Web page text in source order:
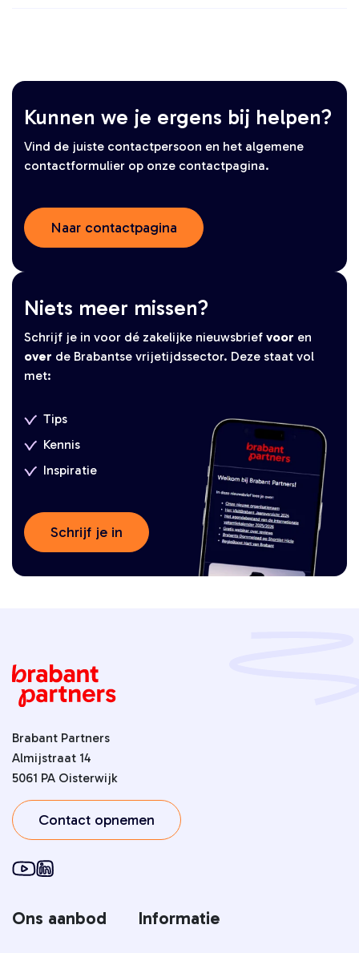
Niets meer missen?
Schrijf je in voor dé zakelijke nieuwsbrief voor en
over de Brabantse vrijetijdssector. Deze staat vol
met:
Tips
Kennis
Inspiratie
Schrijf je in
Kunnen we je ergens bij helpen?
Vind de juiste contactpersoon en het algemene
contactformulier op onze contactpagina.
Naar contactpagina
Brabant Partners
Almijstraat 14
5061 PA Oisterwijk
Contact opnemen
Ons aanbod Informatie